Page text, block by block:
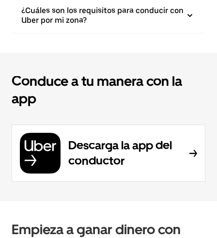
¿Cuáles son los requisitos para conducir con
Uber por mi zona?
Conduce a tu manera con la
app
Descarga la app del
conductor
Empieza a ganar dinero con